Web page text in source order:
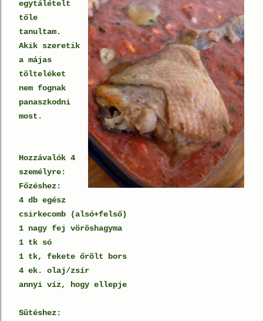
egytálételt
tőle
tanultam.
Akik szeretik
a májas
tölteléket
nem fognak
panaszkodni
most.
Hozzávalók 4
személyre:
Főzéshez:
4 db egész
csirkecomb (alsó+felső)
1 nagy fej vöröshagyma
1 tk só
1 tk, fekete őrölt bors
4 ek. olaj/zsír
annyi víz, hogy ellepje
Sütéshez: